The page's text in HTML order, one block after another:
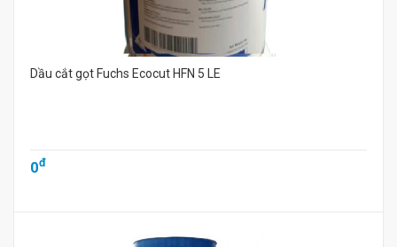
Dầu cắt gọt Fuchs Ecocut HFN 5 LE
0đ